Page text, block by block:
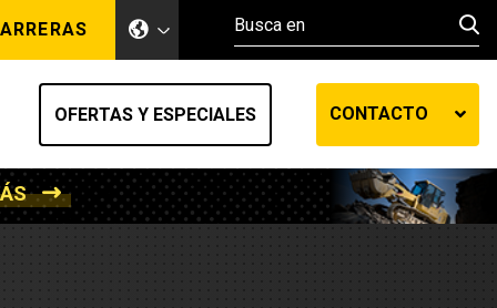
de tierra
OFERTAS Y ESPECIALES CONTACTO